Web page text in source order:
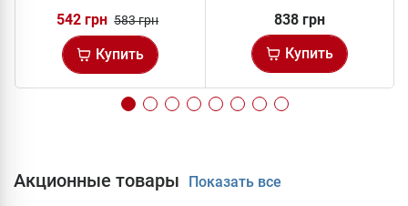
542 грн 583 грн
Купить
838 грн
Купить
Акционные товары Показать все